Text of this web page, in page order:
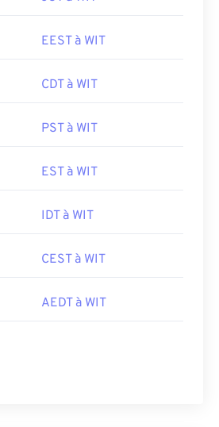
EEST à WIT
CDT à WIT
PST à WIT
EST à WIT
IDT à WIT
CEST à WIT
AEDT à WIT